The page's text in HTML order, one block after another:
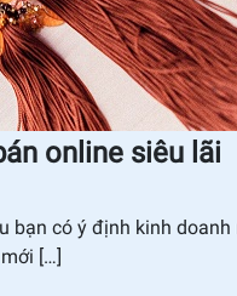
online siêu lãi
bạn có ý định kinh
[…]